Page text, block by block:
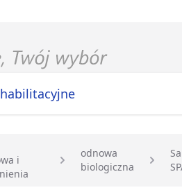
i
odnowa
biologiczna